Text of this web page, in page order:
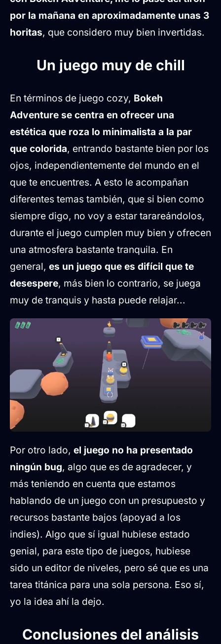
por la mañana en aproximadamente unas 3
horitas, que considero muy bien invertidas.
Un juego muy de chill
En términos de juego cozy, Bokeh
Adventure se centra en ofrecer una
estética que roza lo minimalista a la par
que colorida, entrando bastante bien por los
ojos, independientemente del mundo en el
que te encuentres. A esto le acompañan
diferentes temas también, que si bien como
siempre digo, no voy a estar tarareándolos,
durante el juego cumplen muy bien y ofrecen
una atmosfera bastante tranquila. En
general, es un juego que es difícil que te
desespere, más bien lo contrario, se juega
muy de tranquis y hasta puede relajar...
Por otro lado, el juego no ha presentado
ningún bug, algo que es de agradecer, y
más teniendo en cuenta que estamos
hablando de un juego con un presupuesto y
recursos bastante bajos (apoyad a los
indies). Algo que sí igual hubiese estado
genial, para este tipo de juegos, hubiese
sido un editor de niveles, pero sé que es una
tarea titánica para una sola persona. Eso sí,
yo la idea ahí la dejo.
Conclusiones del análisis